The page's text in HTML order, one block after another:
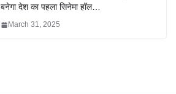
बनेगा देश का पहला सिनेमा हॉल…
March 31, 2025